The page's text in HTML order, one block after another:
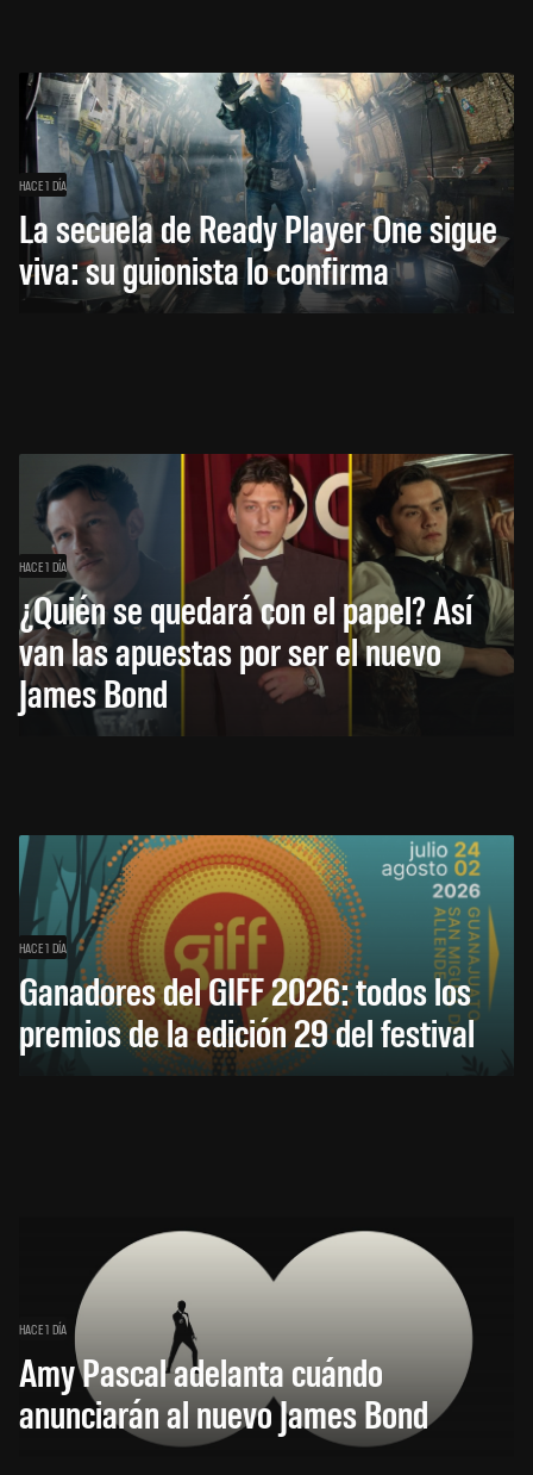
HACE 1 DÍA
La secuela de Ready Player One sigue
viva: su guionista lo confirma
HACE 1 DÍA
¿Quién se quedará con el papel? Así
van las apuestas por ser el nuevo
James Bond
HACE 1 DÍA
Ganadores del GIFF 2026: todos los
premios de la edición 29 del festival
HACE 1 DÍA
Amy Pascal adelanta cuándo
anunciarán al nuevo James Bond